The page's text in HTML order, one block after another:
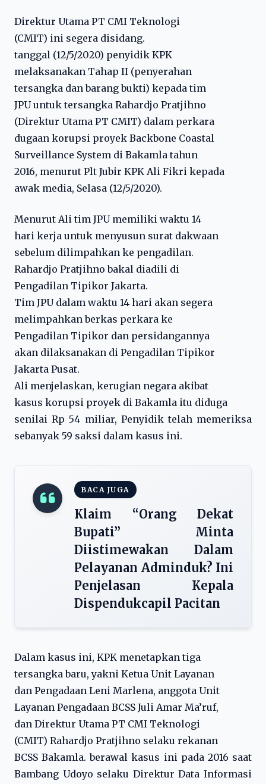
Direktur Utama PT CMI Teknologi
(CMIT) ini segera disidang.
tanggal (12/5/2020) penyidik KPK
melaksanakan Tahap II (penyerahan
tersangka dan barang bukti) kepada tim
JPU untuk tersangka Rahardjo Pratjihno
(Direktur Utama PT CMIT) dalam perkara
dugaan korupsi proyek Backbone Coastal
Surveillance System di Bakamla tahun
2016, menurut Plt Jubir KPK Ali Fikri kepada
awak media, Selasa (12/5/2020).
Menurut Ali tim JPU memiliki waktu 14
hari kerja untuk menyusun surat dakwaan
sebelum dilimpahkan ke pengadilan.
Rahardjo Pratjihno bakal diadili di
Pengadilan Tipikor Jakarta.
Tim JPU dalam waktu 14 hari akan segera
melimpahkan berkas perkara ke
Pengadilan Tipikor dan persidangannya
akan dilaksanakan di Pengadilan Tipikor
Jakarta Pusat.
Ali menjelaskan, kerugian negara akibat
kasus korupsi proyek di Bakamla itu diduga
senilai Rp 54 miliar, Penyidik telah memeriksa
sebanyak 59 saksi dalam kasus ini.
BACA JUGA
Klaim “Orang Dekat
Bupati” Minta
Diistimewakan Dalam
Pelayanan Adminduk? Ini
Penjelasan Kepala
Dispendukcapil Pacitan
Dalam kasus ini, KPK menetapkan tiga
tersangka baru, yakni Ketua Unit Layanan
dan Pengadaan Leni Marlena, anggota Unit
Layanan Pengadaan BCSS Juli Amar Ma’ruf,
dan Direktur Utama PT CMI Teknologi
(CMIT) Rahardjo Pratjihno selaku rekanan
BCSS Bakamla. berawal kasus ini pada 2016 saat
Bambang Udoyo selaku Direktur Data Informasi